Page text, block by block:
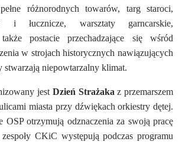
różnorodnych towarów, targ staroci,
i łucznicze, warsztaty garncarskie,
postacie przechadzające się wśród
w strojach historycznych nawiązujących
stwarzają niepowtarzalny klimat.
jest Dzień Strażakaz przemarszem
miasta przy dźwiękach orkiestry dętej.
OSP otrzymują odznaczenia za swoją pracę
CKiC występują podczas programu